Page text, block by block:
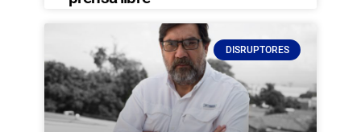
DISRUPTORES